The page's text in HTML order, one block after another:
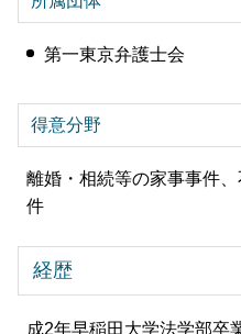
第一東京弁護士会
得意分野
離婚・相続等の家事事件
件
経歴
成2年早稲田大学法学部卒